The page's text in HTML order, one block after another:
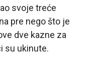
svoje treće
pre nego što je
dve kazne za
su ukinute.